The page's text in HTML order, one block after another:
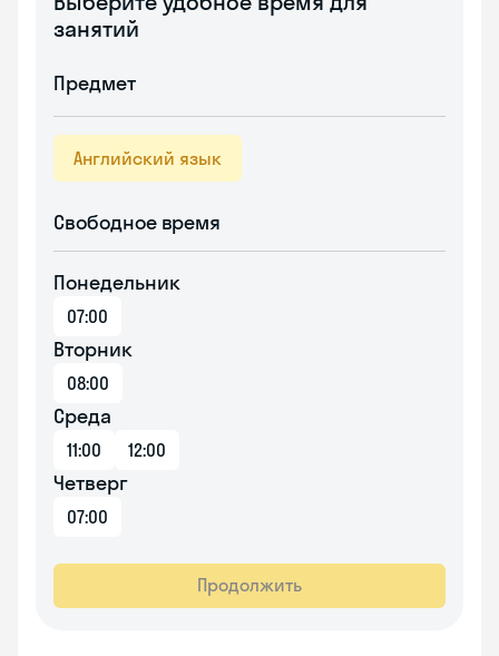
занятий
Предмет
Английский язык
Свободное время
Понедельник
07:00
Вторник
08:00
Среда
11:00 12:00
Четверг
07:00
Продолжить